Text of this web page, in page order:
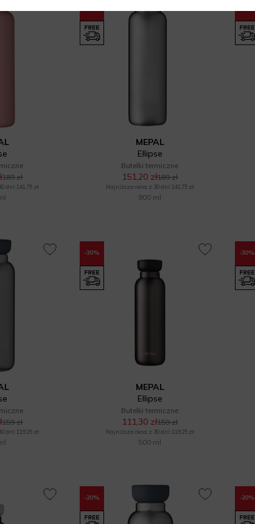
189 zł
dni: 141,75 zł
MEPAL
Ellipse
Butelki termiczne
151,20 zł189 zł
Najniższa cena z 30 dni: 141,75 zł
900 ml
159 zł
dni: 119,25 zł
-30%
MEPAL
Ellipse
Butelki termiczne
111,30 zł159 zł
Najniższa cena z 30 dni: 119,25 zł
500 ml
-30%
-20% -20%